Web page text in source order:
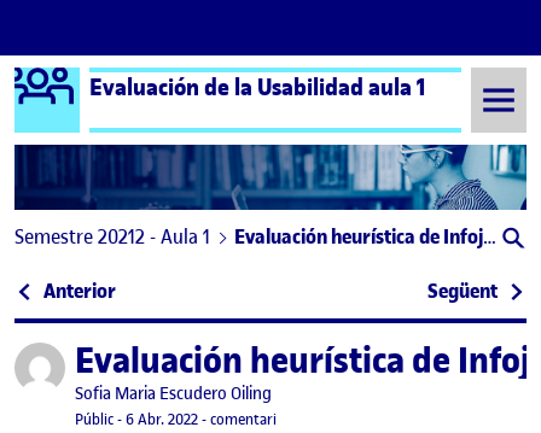
Saltar al contingut
Logo Ágora
Evaluación de la Usabilidad aula 1
Semestre 20212 - Aula 1 Evaluación heurística de Infojobs
Navegació d'entrades
Anterior: Análisis heurístico de Flo Següent:
Publicat perEvaluación heurística de
Publicat per
Sofia Maria Escudero Oiling
Visibilitat:
Públic-Data de publicació
6 Abr. 2022-comentariel Evaluación heurística de Infojobs